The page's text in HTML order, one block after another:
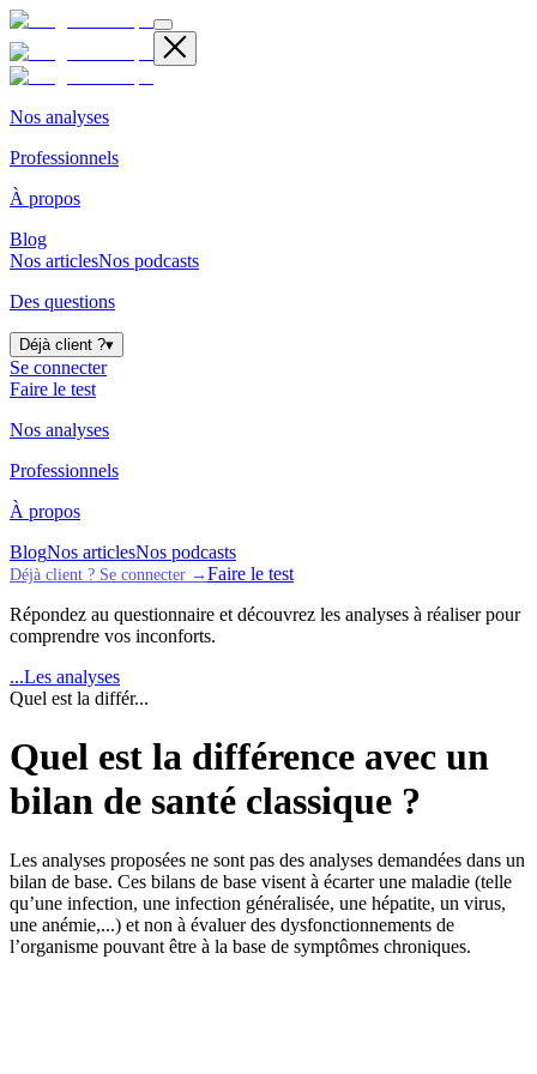
Nos analyses
Professionnels
À propos
Blog
Nos articlesNos podcasts
Des questions
Déjà client ?▾
Se connecter
Faire le test
Nos analyses
Professionnels
À propos
BlogNos articlesNos podcasts
Déjà client ? Se connecter → Faire le test
Répondez au questionnaire et découvrez les analyses à réaliser pour
comprendre vos inconforts.
...Les analyses
Quel est la différ...
Quel est la différence avec un
bilan de santé classique ?
Les analyses proposées ne sont pas des analyses demandées dans un
bilan de base. Ces bilans de base visent à écarter une maladie (telle
qu’une infection, une infection généralisée, une hépatite, un virus,
une anémie,...) et non à évaluer des dysfonctionnements de
l’organisme pouvant être à la base de symptômes chroniques.